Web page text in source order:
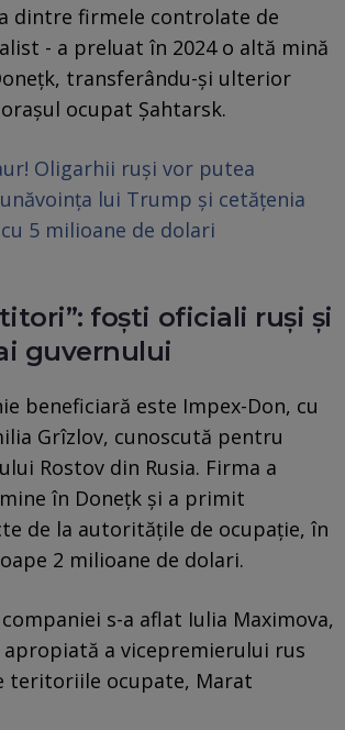
dintre firmele controlate de
- a preluat în 2024 o altă mină
transferându-și ulterior
ocupat Șahtarsk.
Oligarhii ruși vor putea
lui Trump și cetățenia
5 milioane de dolari
foști oficiali ruși și
guvernului
beneficiară este Impex-Don, cu
Grîzlov, cunoscută pentru
Rostov din Rusia. Firma a
în Donețk și a primit
de la autoritățile de ocupație, în
2 milioane de dolari.
s-a aflat Iulia Maximova,
a vicepremierului rus
teritoriile ocupate, Marat